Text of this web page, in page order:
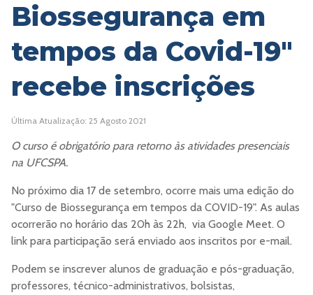
Biossegurança em
tempos da Covid-19"
recebe inscrições
Última Atualização: 25 Agosto 2021
O curso é obrigatório para retorno às atividades presenciais
na UFCSPA.
No próximo dia 17 de setembro, ocorre mais uma edição do
"Curso de Biossegurança em tempos da COVID-19". As aulas
ocorrerão no horário das 20h às 22h, via Google Meet. O
link para participação será enviado aos inscritos por e-mail.
Podem se inscrever alunos de graduação e pós-graduação,
professores, técnico-administrativos, bolsistas,